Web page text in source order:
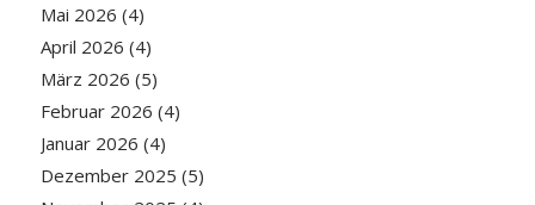
Mai 2026 (4)
April 2026 (4)
März 2026 (5)
Februar 2026 (4)
Januar 2026 (4)
Dezember 2025 (5)